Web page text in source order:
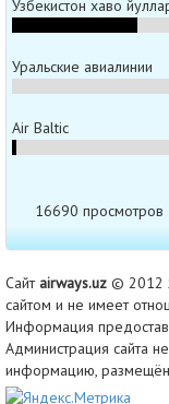
Узбекистон хаво
Уральские авиалинии
Air Baltic
16690 просмотров
Сайтairways.uz © 2012
сайтом и не имеет
Информация
Администрация сайта
информацию,